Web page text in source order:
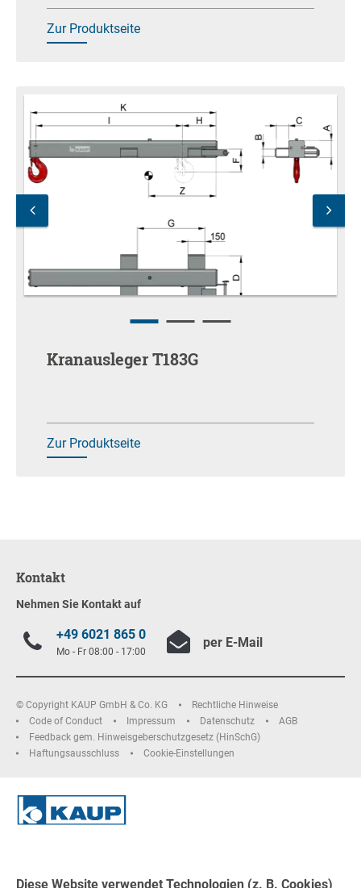
Zur Produktseite
Kranausleger T183G
Zur Produktseite
Kontakt
Nehmen Sie Kontakt auf
+49 6021 865 0
Mo - Fr 08:00 - 17:00
per E-Mail
© Copyright KAUP GmbH & Co. KG
Rechtliche Hinweise
Code of Conduct
Impressum Datenschutz
AGB
Feedback gem. Hinweisgeberschutzgesetz (HinSchG)
Haftungsausschluss
Cookie-Einstellungen
Diese Website verwendet Technologien (z. B. Cookies)